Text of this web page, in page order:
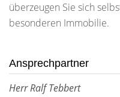
überzeugen Sie sich
besonderen Immobilie.
Ansprechpartner
Herr Ralf Tebbert